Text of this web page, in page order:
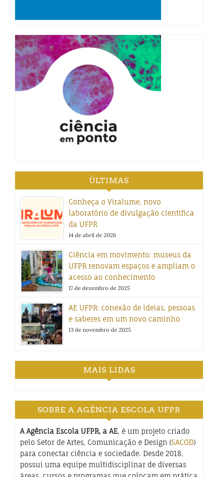
ÚLTIMAS
Conheça o Viralume, novo
laboratório de divulgação científica
da UFPR
14 de abril de 2026
Ciência em movimento: museus da
UFPR renovam espaços e ampliam o
acesso ao conhecimento
17 de dezembro de 2025
AE UFPR: conexão de ideias, pessoas
e saberes em um novo caminho
13 de novembro de 2025
MAIS LIDAS
SOBRE A AGÊNCIA ESCOLA UFPR
A Agência Escola UFPR, a AE, é um projeto criado
pelo Setor de Artes, Comunicação e Design (SACOD)
para conectar ciência e sociedade. Desde 2018,
possui uma equipe multidisciplinar de diversas